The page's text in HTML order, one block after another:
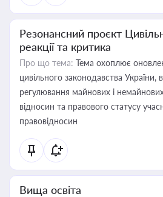
Резонансний проєкт
реакції та критика
Про що тема: Тема охоплює
цивільного законодавства
регулювання майнових і
відносин та правового статусу
правовідносин
Вища освіта